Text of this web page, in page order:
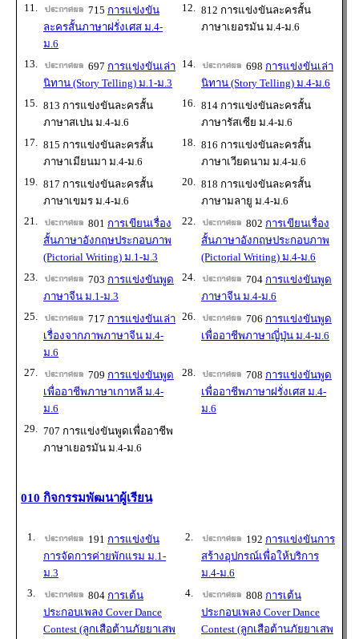
11.
715 การแข่งขัน
ละครสั้นภาษาฝรั่งเศส ม.4-
ม.6
12.
812 การแข่งขันละครสั้น
ภาษาเยอรมัน ม.4-ม.6
13. 697 การแข่งขันเล่า
นิทาน (Story Telling) ม.1-ม.3
14. 698 การแข่งขันเล่า
นิทาน (Story Telling) ม.4-ม.6
15.
813 การแข่งขันละครสั้น
ภาษาสเปน ม.4-ม.6
16.
814 การแข่งขันละครสั้น
ภาษารัสเซีย ม.4-ม.6
17.
815 การแข่งขันละครสั้น
ภาษาเมียนมา ม.4-ม.6
18.
816 การแข่งขันละครสั้น
ภาษาเวียดนาม ม.4-ม.6
19.
817 การแข่งขันละครสั้น
ภาษาเขมร ม.4-ม.6
20.
818 การแข่งขันละครสั้น
ภาษามลายู ม.4-ม.6
21.
801 การเขียนเรื่อง
สั้นภาษาอังกฤษประกอบภาพ
(Pictorial Writing) ม.1-ม.3
22. 802 การเขียนเรื่อง
สั้นภาษาอังกฤษประกอบภาพ
(Pictorial Writing) ม.4-ม.6
23.
703 การแข่งขันพูด
ภาษาจีน ม.1-ม.3
24. 704 การแข่งขันพูด
ภาษาจีน ม.4-ม.6
25.
717 การแข่งขันเล่า
เรื่องจากภาพภาษาจีน ม.4-
ม.6
26. 706 การแข่งขันพูด
เพื่ออาชีพภาษาญี่ปุ่น ม.4-ม.6
27. 709 การแข่งขันพูด
เพื่ออาชีพภาษาเกาหลี ม.4-
ม.6
28. 708 การแข่งขันพูด
เพื่ออาชีพภาษาฝรั่งเศส ม.4-
ม.6
29.
707 การแข่งขันพูดเพื่ออาชีพ
ภาษาเยอรมัน ม.4-ม.6
010 กิจกรรมพัฒนาผู้เรียน
1. 191 การแข่งขัน
การจัดการค่ายพักแรม ม.1-
ม.3
2. 192 การแข่งขันการ
สร้างอุปกรณ์เพื่อให้บริการ
ม.4-ม.6
3.
804 การเต้น
ประกอบเพลง Cover Dance
Contest (ลูกเสือต้านภัยยาเสพ
4. 808 การเต้น
ประกอบเพลง Cover Dance
Contest (ลูกเสือต้านภัยยาเสพ